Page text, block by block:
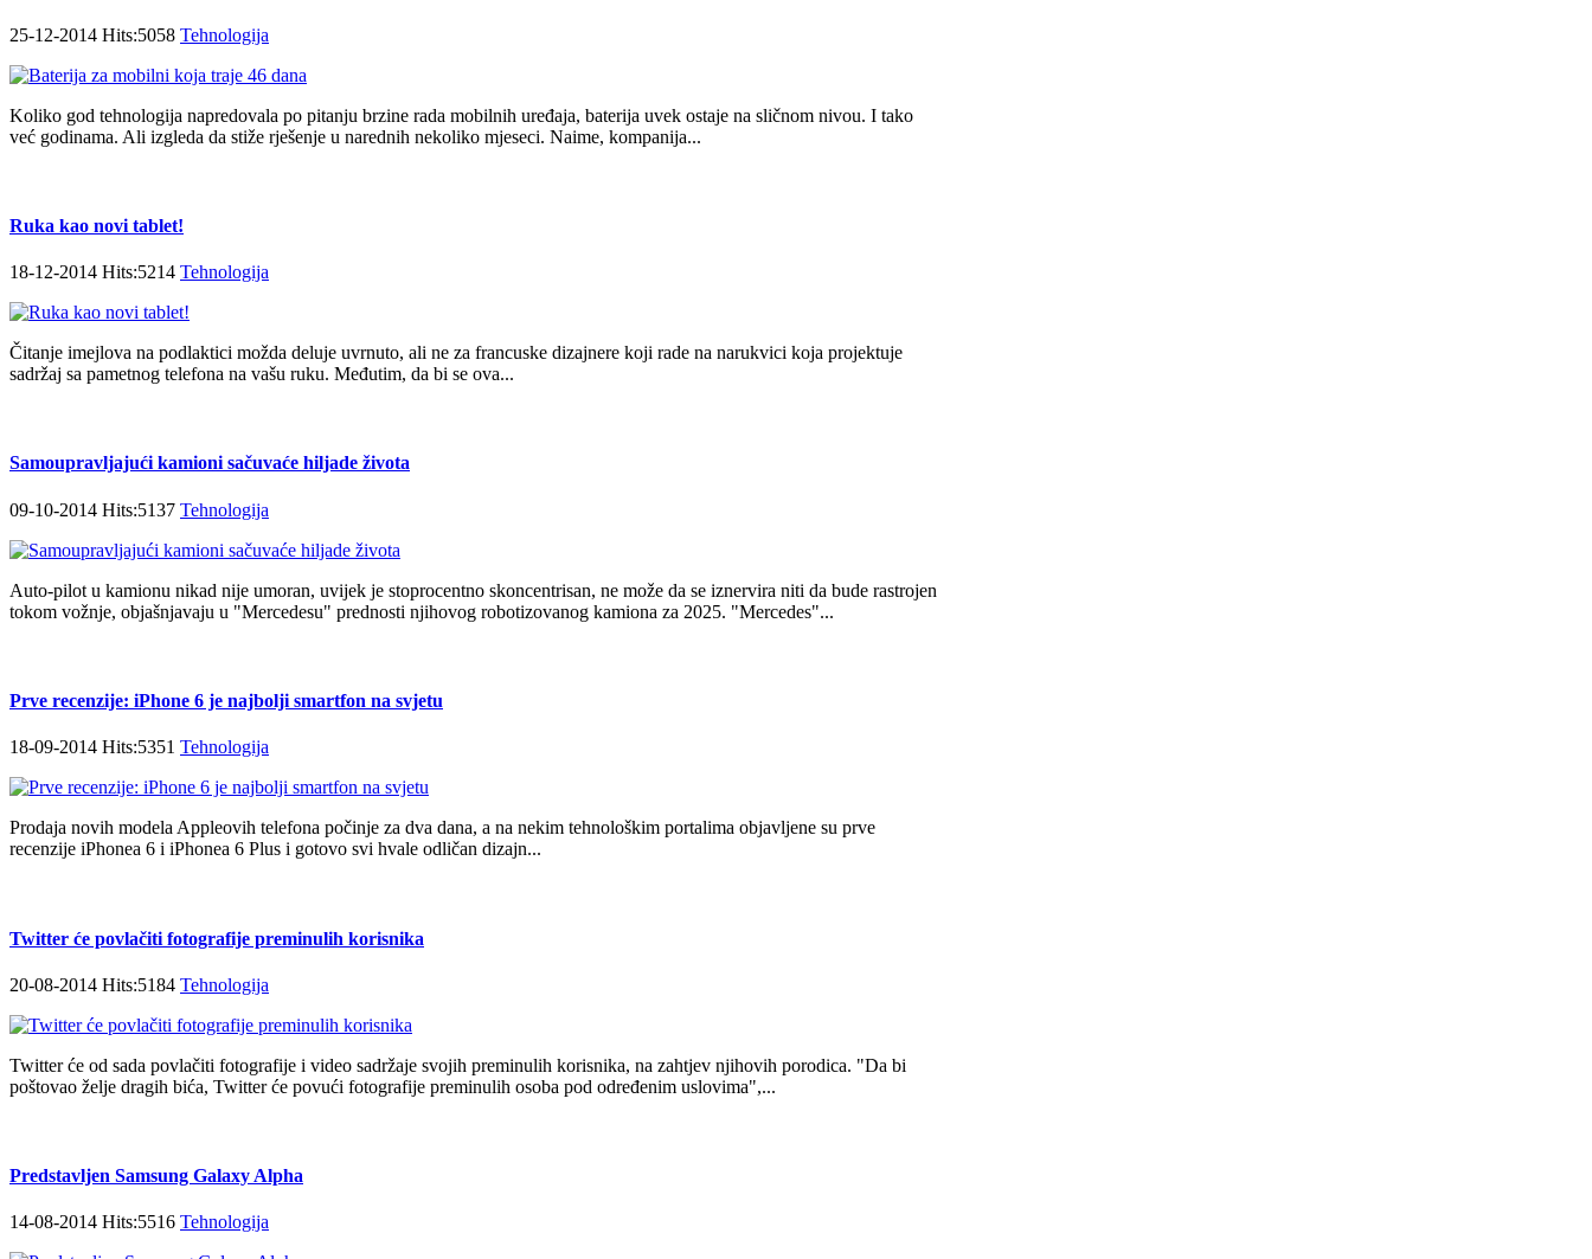
25-12-2014 Hits:5058 Tehnologija
Koliko god tehnologija napredovala po pitanju brzine rada mobilnih uređaja, baterija uvek ostaje na sličnom nivou. I tako
već godinama. Ali izgleda da stiže rješenje u narednih nekoliko mjeseci. Naime, kompanija...
Ruka kao novi tablet!
18-12-2014 Hits:5214 Tehnologija
Čitanje imejlova na podlaktici možda deluje uvrnuto, ali ne za francuske dizajnere koji rade na narukvici koja projektuje
sadržaj sa pametnog telefona na vašu ruku. Međutim, da bi se ova...
Samoupravljajući kamioni sačuvaće hiljade života
09-10-2014 Hits:5137 Tehnologija
Auto-pilot u kamionu nikad nije umoran, uvijek je stoprocentno skoncentrisan, ne može da se iznervira niti da bude rastrojen
tokom vožnje, objašnjavaju u "Mercedesu" prednosti njihovog robotizovanog kamiona za 2025. "Mercedes"...
Prve recenzije: iPhone 6 je najbolji smartfon na svjetu
18-09-2014 Hits:5351 Tehnologija
Prodaja novih modela Appleovih telefona počinje za dva dana, a na nekim tehnološkim portalima objavljene su prve
recenzije iPhonea 6 i iPhonea 6 Plus i gotovo svi hvale odličan dizajn...
Twitter će povlačiti fotografije preminulih korisnika
20-08-2014 Hits:5184 Tehnologija
Twitter će od sada povlačiti fotografije i video sadržaje svojih preminulih korisnika, na zahtjev njihovih porodica. "Da bi
poštovao želje dragih bića, Twitter će povući fotografije preminulih osoba pod određenim uslovima",...
Predstavljen Samsung Galaxy Alpha
14-08-2014 Hits:5516 Tehnologija